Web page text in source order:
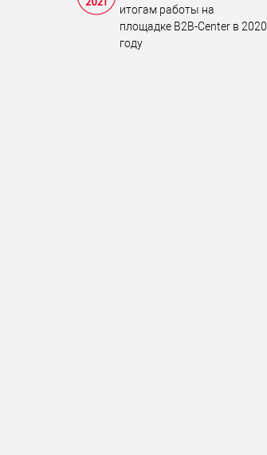
итогам работы на
площадке B2B-Center в 2020
году